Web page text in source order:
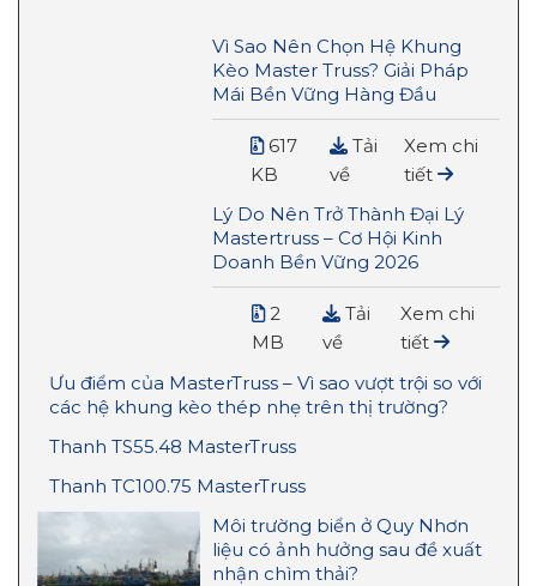
Vì Sao Nên Chọn Hệ Khung
Kèo Master Truss? Giải Pháp
Mái Bền Vững Hàng Đầu
617
KB
Tải
về
Xem chi
tiết
Lý Do Nên Trở Thành Đại Lý
Mastertruss – Cơ Hội Kinh
Doanh Bền Vững 2026
2
MB
Tải
về
Xem chi
tiết
Ưu điểm của MasterTruss – Vì sao vượt trội so với
các hệ khung kèo thép nhẹ trên thị trường?
Thanh TS55.48 MasterTruss
Thanh TC100.75 MasterTruss
Môi trường biển ở Quy Nhơn
liệu có ảnh hưởng sau đề xuất
nhận chìm thải?